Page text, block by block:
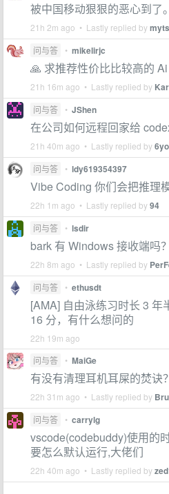
被中国移动狠狠的恶心到了。
21h 2m ago • Lastly replied by
问与答 • mikelirjc
🙏 求推荐性价比比较高的
21h 16m ago • Lastly replied by
问与答 • JShen
在公司如何远程回家给
21h 40m ago • Lastly replied by
问与答 • ldy619354397
Vibe Coding 你们会把推理
22h 1m ago • Lastly replied by94
问与答 • lsdir
bark 有 Windows 接收端吗？
22h 8m ago • Lastly replied by
问与答 • ethusdt
[AMA] 自由泳练习时长 3 年
16 分，有什么想问的
22h 19m ago
问与答
• MaiGe
有没有清理耳机耳屎的焚诀？
22h 31m ago • Lastly replied by
问与答 • carrylg
vscode(codebuddy)使用的
要怎么默认运行,大佬们
22h 40m ago • Lastly replied by